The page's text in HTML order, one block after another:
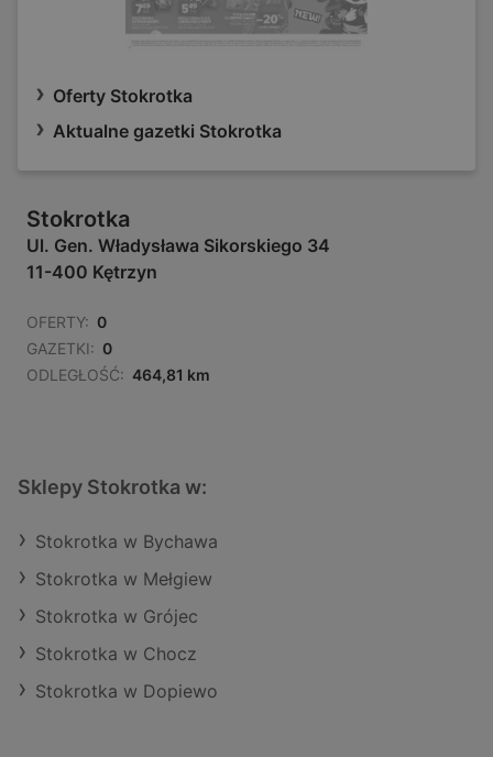
Oferty Stokrotka
Aktualne gazetki Stokrotka
Stokrotka
Ul. Gen. Władysława Sikorskiego 34
11-400 Kętrzyn
OFERTY: 0
GAZETKI: 0
ODLEGŁOŚĆ: 464,81 km
Sklepy Stokrotka w:
Stokrotka w Bychawa
Stokrotka w Mełgiew
Stokrotka w Grójec
Stokrotka w Chocz
Stokrotka w Dopiewo